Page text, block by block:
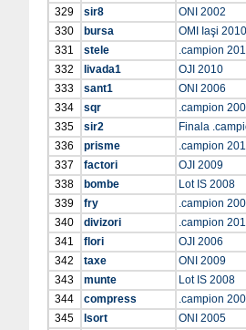
329
sir8
ONI 2002
330
bursa
OMI Iaşi 2010
331
stele
.campion
332
livada1
OJI 2010
333
sant1
ONI 2006
334
sqr
.campion
335
sir2
Finala
336
prisme
.campion
337
factori
OJI 2009
338
bombe
Lot IS 2008
339
fry
.campion
340
divizori
.campion
341
flori
OJI 2006
342
taxe
ONI 2009
343
munte
Lot IS 2008
344
compress
.campion
345
lsort
ONI 2005